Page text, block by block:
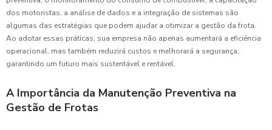
dos motoristas, a análise de dados e a integração de sistemas são
algumas das estratégias que podem ajudar a otimizar a gestão da frota.
Ao adotar essas práticas, sua empresa não apenas aumentará a eficiência
operacional, mas também reduzirá custos e melhorará a segurança,
garantindo um futuro mais sustentável e rentável.
A Importância da Manutenção Preventiva na
Gestão de Frotas